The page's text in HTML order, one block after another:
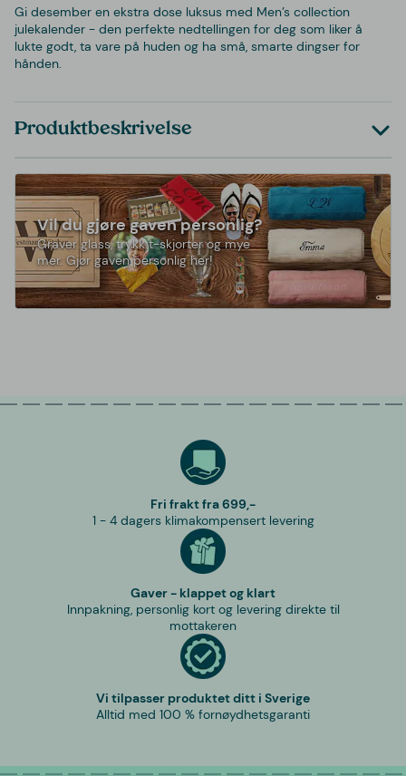
Gi desember en ekstra dose luksus med Men’s collection
julekalender - den perfekte nedtellingen for deg som liker å
lukte godt, ta vare på huden og ha små, smarte dingser for
hånden.
Produktbeskrivelse
Vil du gjøre gaven personlig?
Graver glass, trykk t-skjorter og mye
mer. Gjør gaven personlig her!
Fri frakt fra 699,-
1 - 4 dagers klimakompensert levering
Gaver - klappet og klart
Innpakning, personlig kort og levering direkte til
mottakeren
Vi tilpasser produktet ditt i Sverige
Alltid med 100 % fornøydhetsgaranti